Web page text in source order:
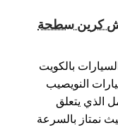
/ 65557275 / ونش كرين سطحة
بالكويت
النويصيب
الذي يتعلق
نمتاز بالسرعة